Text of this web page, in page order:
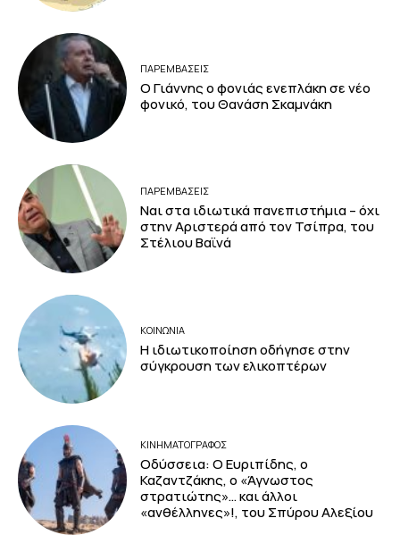
ΠΑΡΕΜΒΑΣΕΙΣ
Ο Γιάννης ο φονιάς ενεπλάκη σε νέο
φονικό, του Θανάση Σκαμνάκη
ΠΑΡΕΜΒΑΣΕΙΣ
Ναι στα ιδιωτικά πανεπιστήμια – όχι
στην Αριστερά από τον Τσίπρα, του
Στέλιου Βαϊνά
ΚΟΙΝΩΝΙΑ
Η ιδιωτικοποίηση οδήγησε στην
σύγκρουση των ελικοπτέρων
ΚΙΝΗΜΑΤΟΓΡΆΦΟΣ
Οδύσσεια: Ο Ευριπίδης, ο
Καζαντζάκης, ο «Άγνωστος
στρατιώτης»… και άλλοι
«ανθέλληνες»!, του Σπύρου Αλεξίου